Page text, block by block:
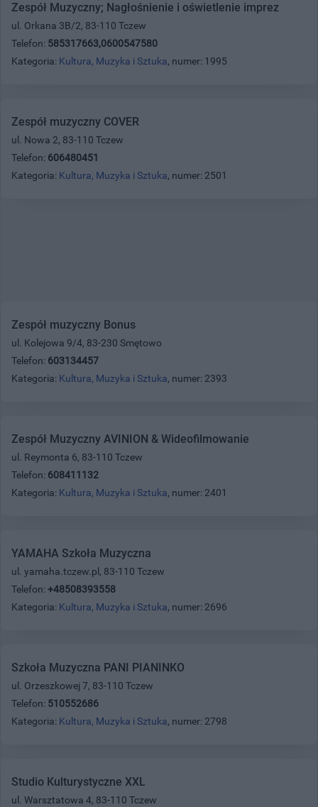
Zespół Muzyczny; Nagłośnienie i oświetlenie imprez
ul. Orkana 3B/2, 83-110 Tczew
Telefon: 585317663,0600547580
Kategoria: Kultura, Muzyka i Sztuka, numer: 1995
Zespół muzyczny COVER
ul. Nowa 2, 83-110 Tczew
Telefon: 606480451
Kategoria: Kultura, Muzyka i Sztuka, numer: 2501
Zespół muzyczny Bonus
ul. Kolejowa 9/4, 83-230 Smętowo
Telefon: 603134457
Kategoria: Kultura, Muzyka i Sztuka, numer: 2393
Zespół Muzyczny AVINION & Wideofilmowanie
ul. Reymonta 6, 83-110 Tczew
Telefon: 608411132
Kategoria: Kultura, Muzyka i Sztuka, numer: 2401
YAMAHA Szkoła Muzyczna
ul. yamaha.tczew.pl, 83-110 Tczew
Telefon: +48508393558
Kategoria: Kultura, Muzyka i Sztuka, numer: 2696
Szkoła Muzyczna PANI PIANINKO
ul. Orzeszkowej 7, 83-110 Tczew
Telefon: 510552686
Kategoria: Kultura, Muzyka i Sztuka, numer: 2798
Studio Kulturystyczne XXL
ul. Warsztatowa 4, 83-110 Tczew